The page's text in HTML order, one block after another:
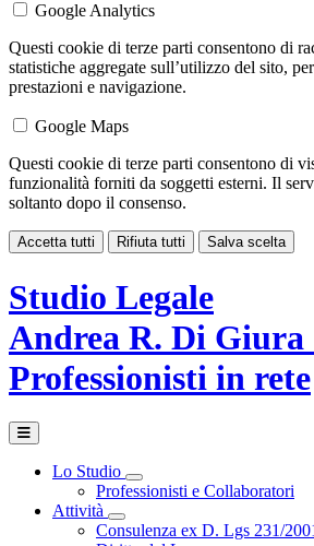
Google Analytics
Questi cookie di terze parti consentono di
statistiche aggregate sull’utilizzo del sito,
prestazioni e navigazione.
Google Maps
Questi cookie di terze parti consentono di
funzionalità forniti da soggetti esterni. Il
soltanto dopo il consenso.
Accetta tutti Rifiuta tutti Salva scelta
Studio Legale
Andrea
Professionisti in rete
Lo Studio
Toggle Dropdown
Professionisti e Collaboratori
Attività
Toggle Dropdown
Consulenza ex D. Lgs 231/